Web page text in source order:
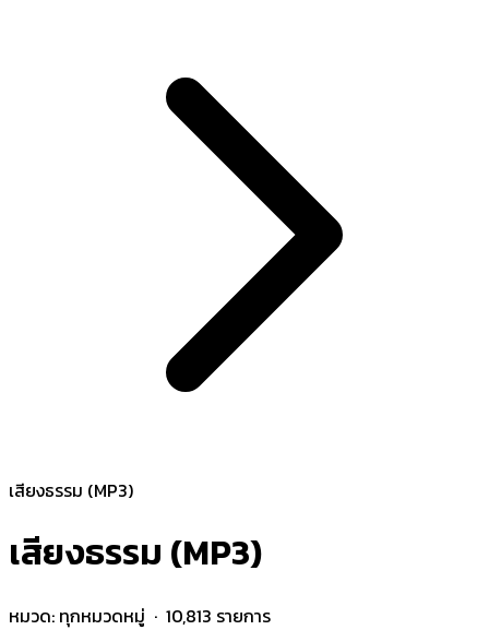
เสียงธรรม (MP3)
เสียงธรรม (MP3)
หมวด: ทุกหมวดหมู่ · 10,813 รายการ